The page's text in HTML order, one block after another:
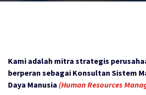
Kami adalah mitra strategis
berperan sebagai Konsultan Sistem
Daya Manusia (Human Resources